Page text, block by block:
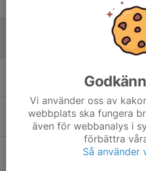
0
24 maj, 11:02 0
Fikalista
13 maj, 19:05 0
Matchinformation
Vi använder oss av
webbplats ska fungera
även för webbanalys i
förbättra
Så använder